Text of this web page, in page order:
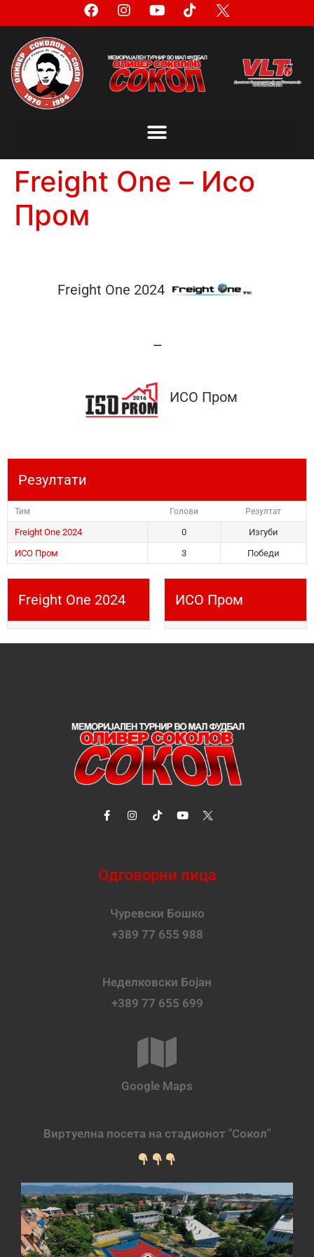
Freight One – Исо
Пром
Freight One 2024
—
ИСО Пром
Резултати
Тим Голови Резултат
Freight One 2024 0
Изгуби
ИСО Пром
3 Победи
Freight One 2024 ИСО Пром
Одговорни лица
Чуревски Бошко
+389 77 655 988
Неделковски Бојан
+389 77 655 699
Google Maps
Виртуелна посета на стадионот "Сокол"